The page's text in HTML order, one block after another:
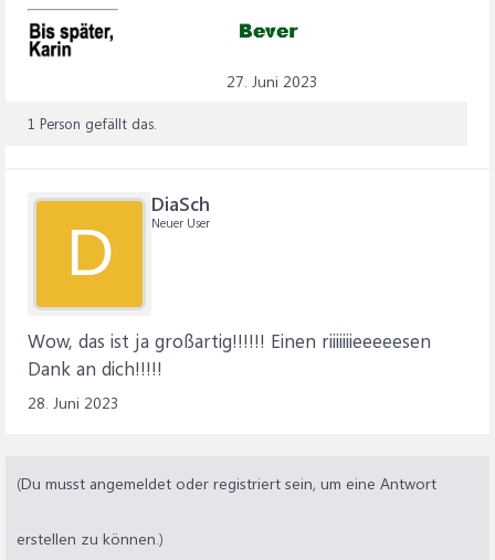
27. Juni 2023
1 Person gefällt das.
D
DiaSch
Neuer User
Wow, das ist ja großartig!!!!!! Einen riiiiiiieeeeesen
Dank an dich!!!!!
28. Juni 2023
(Du musst angemeldet oder registriert sein, um eine Antwort
erstellen zu können.)